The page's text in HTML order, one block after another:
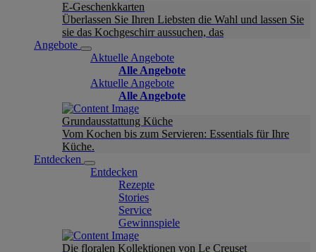
E-Geschenkkarten
Überlassen Sie Ihren Liebsten die Wahl und lassen Sie
sie das Kochgeschirr aussuchen, das
Angebote
Aktuelle Angebote
Alle Angebote
Aktuelle Angebote
Alle Angebote
Grundausstattung Küche
Vom Kochen bis zum Servieren: Essentials für Ihre
Küche.
Entdecken
Entdecken
Rezepte
Stories
Service
Gewinnspiele
Die floralen Kollektionen von Le Creuset